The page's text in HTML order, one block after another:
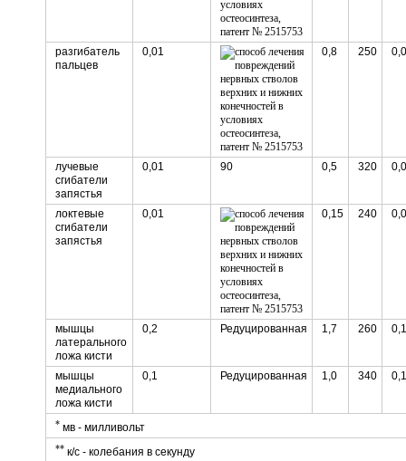
разгибатель
пальцев
0,01 0,8 250
лучевые
сгибатели
запястья
0,01 90 0,5 320
локтевые
сгибатели
запястья
0,01 0,15 240
мышцы
латерального
ложа кисти
0,2 Редуцированная 1,7 260
мышцы
медиального
ложа кисти
0,1 Редуцированная 1,0 340
*мв - милливольт
**к/с - колебания в секунду